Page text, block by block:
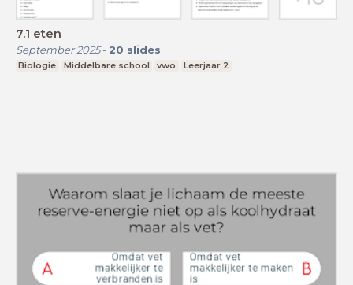
7.1 eten
September 2025- 20 slides
Biologie Middelbare school vwo Leerjaar 2